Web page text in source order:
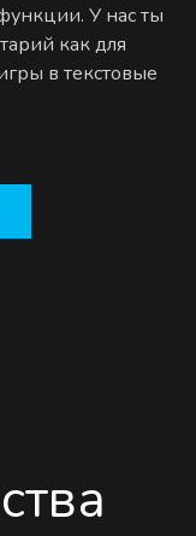
У нас ты
как для
в текстовые